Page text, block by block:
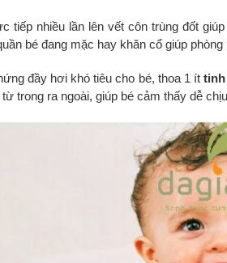
tiếp nhiều lần lên vết côn trùng đốt
bé đang mặc hay khăn cổ giúp
đầy hơi khó tiêu cho bé, thoa 1 íttinh
từ trong ra ngoài, giúp bé cảm thấy dễ